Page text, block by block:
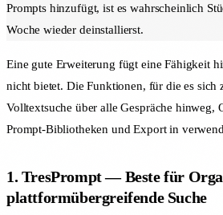
Prompts hinzufügt, ist es wahrscheinlich
Woche wieder deinstallierst.
Eine gute Erweiterung fügt eine Fähigkeit
nicht bietet. Die Funktionen, für die es sich
Volltextsuche über alle Gespräche hinweg,
Prompt-Bibliotheken und Export in
1. TresPrompt — Beste für
plattformübergreifende Suche